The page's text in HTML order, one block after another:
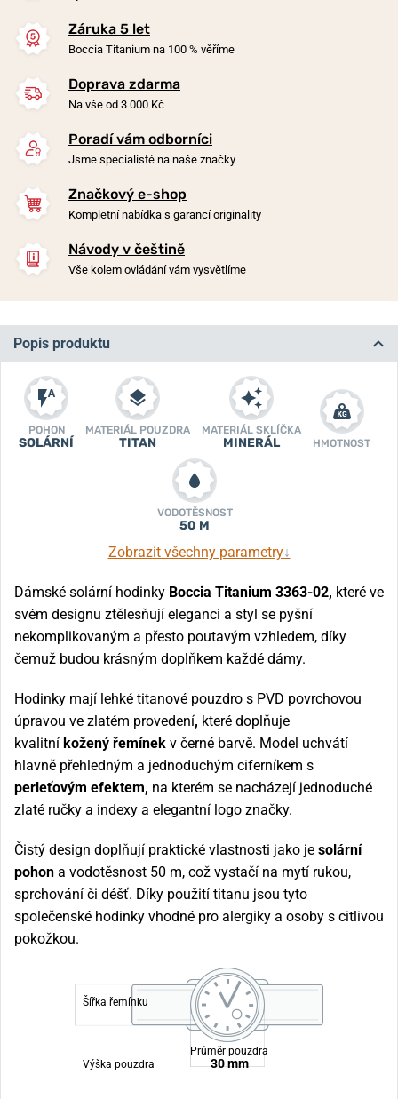
Záruka 5 let
Boccia Titanium na 100 % věříme
Doprava zdarma
Na vše od 3 000 Kč
Poradí vám odborníci
Jsme specialisté na naše značky
Značkový e-shop
Kompletní nabídka s garancí originality
Návody v češtině
Vše kolem ovládání vám vysvětlíme
Popis produktu
POHON
SOLÁRNÍ
MATERIÁL POUZDRA
TITAN
MATERIÁL SKLÍČKA
MINERÁL HMOTNOST
VODOTĚSNOST
50 M
Zobrazit všechny parametry↓
Dámské solární hodinky Boccia Titanium 3363-02, které ve
svém designu ztělesňují eleganci a styl se pyšní
nekomplikovaným a přesto poutavým vzhledem, díky
čemuž budou krásným doplňkem každé dámy.
Hodinky mají lehké titanové pouzdro s PVD povrchovou
úpravou ve zlatém provedení, které doplňuje
kvalitní kožený řemínek v černé barvě. Model uchvátí
hlavně přehledným a jednoduchým ciferníkem s
perleťovým efektem, na kterém se nacházejí jednoduché
zlaté ručky a indexy a elegantní logo značky.
Čistý design doplňují praktické vlastnosti jako je solární
pohon a vodotěsnost 50 m, což vystačí na mytí rukou,
sprchování či déšť. Díky použití titanu jsou tyto
společenské hodinky vhodné pro alergiky a osoby s citlivou
pokožkou.
Šířka řemínku
Výška pouzdra
Průměr pouzdra
30 mm